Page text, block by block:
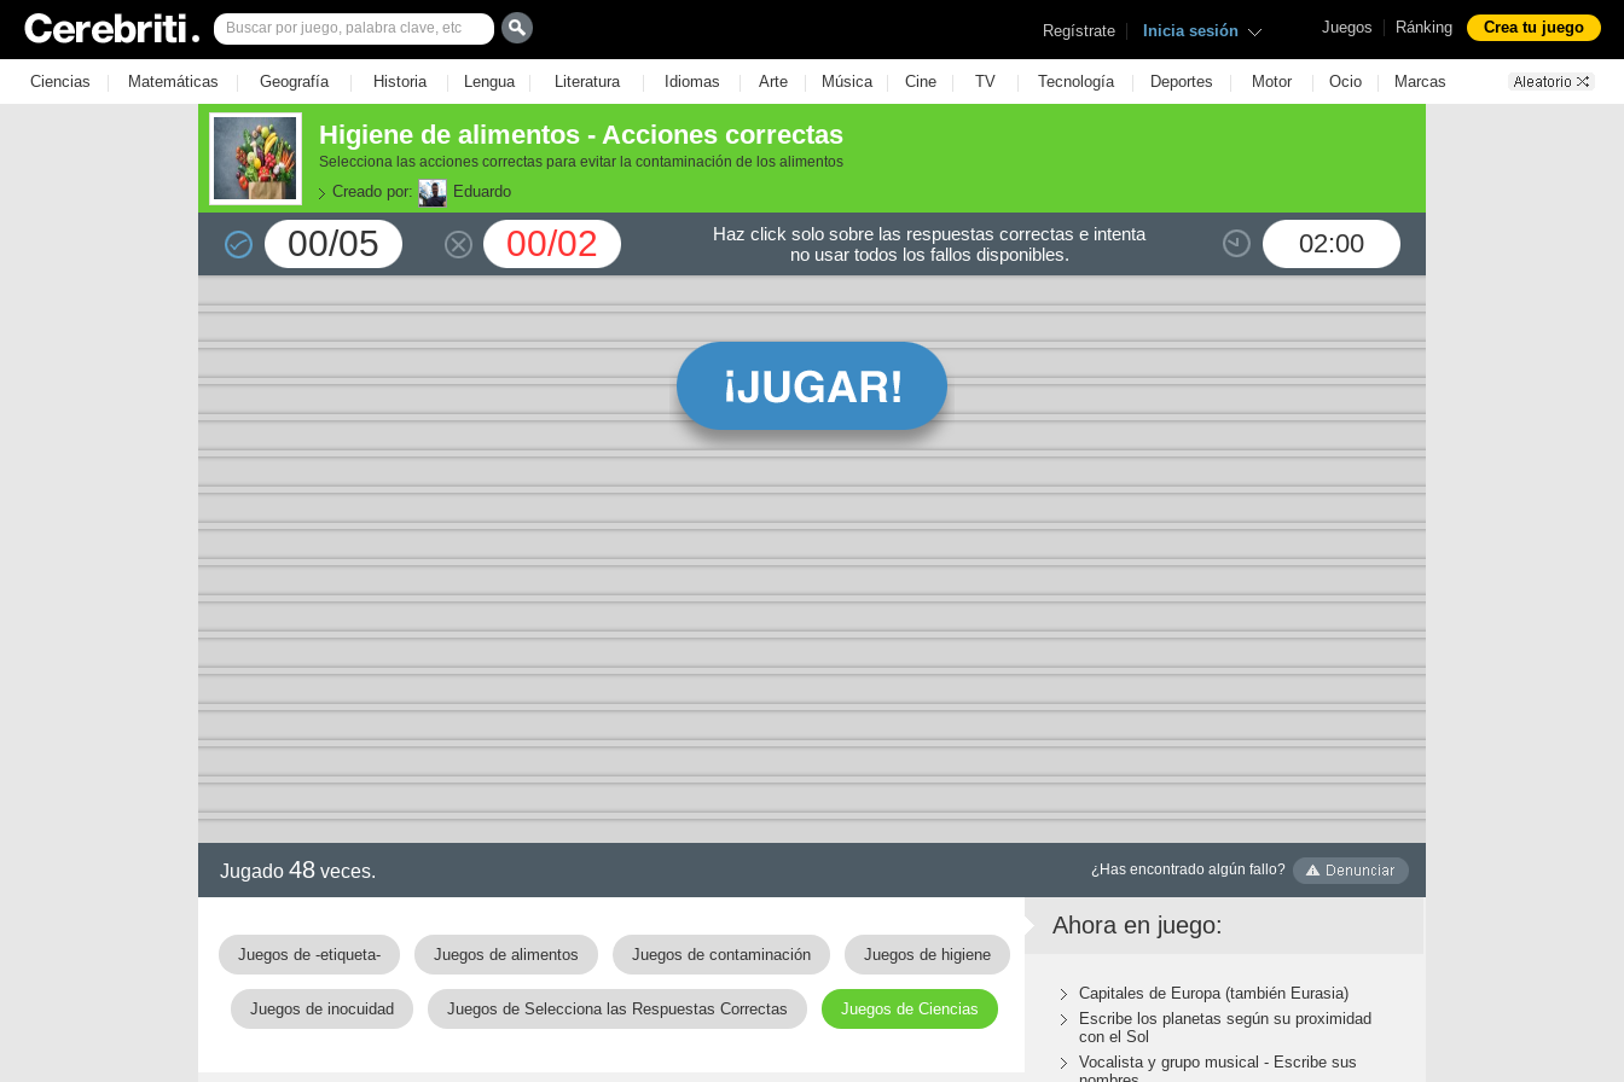
Juegos | Ránking Crea tu juego
Regístrate | Inicia sesión
Ciencias | Matemáticas | Geografía | Historia | Lengua | Literatura | Idiomas | Arte | Música | Cine | TV | Tecnología | Deportes | Motor | Ocio | Marcas
Higiene de alimentos - Acciones correctas
Selecciona las acciones correctas para evitar la contaminación de los alimentos
Creado por: Eduardo
00/05 00/02 02:00
Haz click solo sobre las respuestas correctas e intenta
no usar todos los fallos disponibles.
Jugado 48 veces. ¿Has encontrado algún fallo?
Juegos de -etiqueta- Juegos de alimentos Juegos de contaminación Juegos de higiene
Juegos de inocuidad Juegos de Selecciona las Respuestas Correctas Juegos de Ciencias
Ahora en juego:
Capitales de Europa (también Eurasia)
Escribe los planetas según su proximidad
con el Sol
Vocalista y grupo musical - Escribe sus